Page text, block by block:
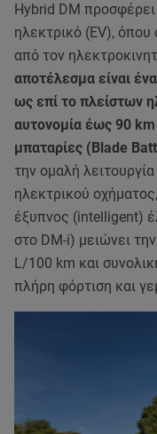
Hybrid DM
ηλεκτρικό (EV), όπου
από τον
αποτέλεσμα είναι
ως επί το πλείστων
αυτονομία έως 90
μπαταρίες (Blade
την ομαλή
ηλεκτρικού
έξυπνος (intelligent)
στο DM-i) μειώνει
L/100 km και
πλήρη φόρτιση και